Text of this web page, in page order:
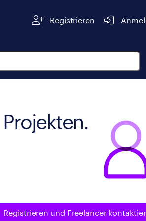
Registrieren
Registrieren und Freelancer